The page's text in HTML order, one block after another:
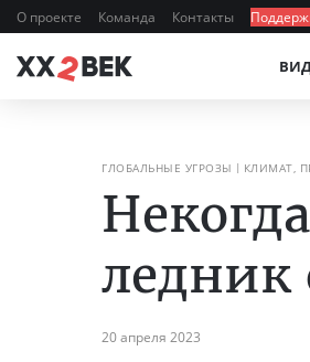
О проекте Команда Контакты
ГЛОБАЛЬНЫЕ УГРОЗЫ КЛИМАТ,
ледник
20 апреля 2023